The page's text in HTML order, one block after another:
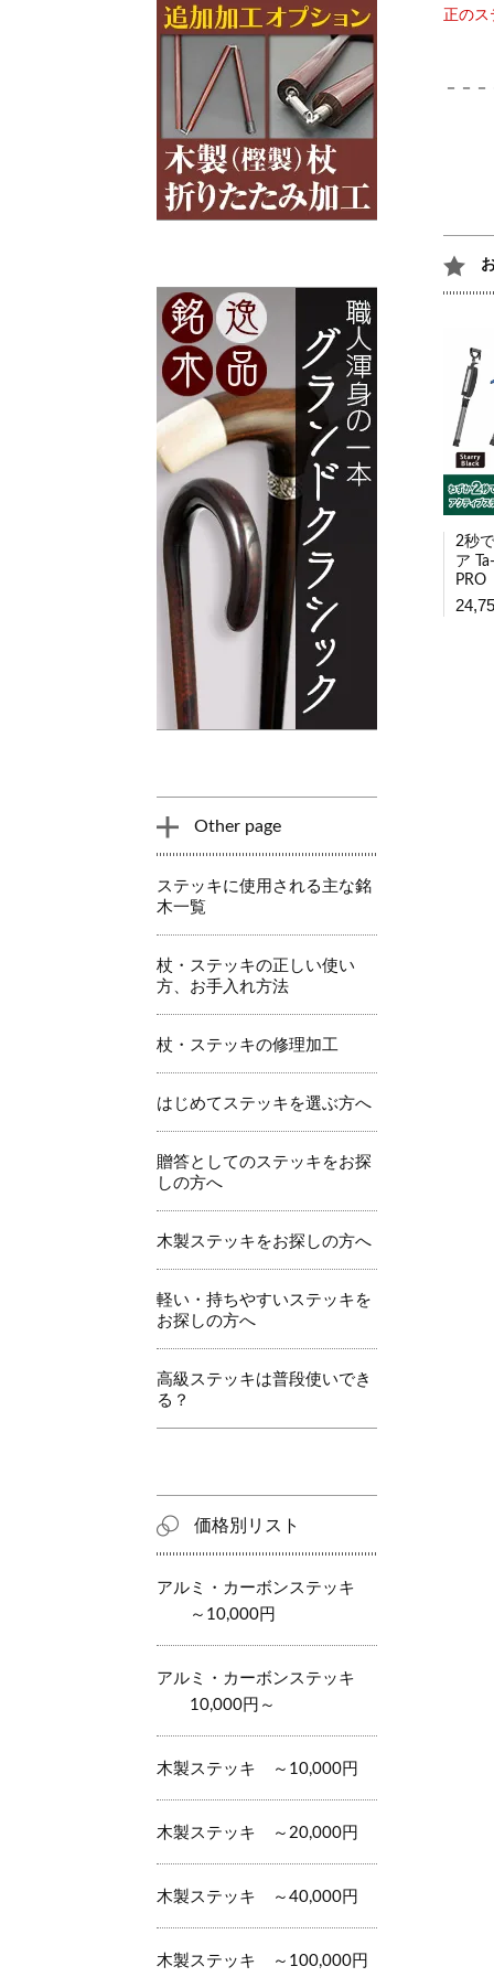
正の
－－
2秒
ア
PRO
Other page
ステッキに使用される主な銘
木一覧
杖・ステッキの正しい使い
方、お手入れ方法
杖・ステッキの修理加工
はじめてステッキを選ぶ方へ
贈答としてのステッキをお探
しの方へ
木製ステッキをお探しの方へ
軽い・持ちやすいステッキを
お探しの方へ
高級ステッキは普段使いでき
る？
価格別リスト
アルミ・カーボンステッキ
～10,000円
アルミ・カーボンステッキ
10,000円～
木製ステッキ ～10,000円
木製ステッキ ～20,000円
木製ステッキ ～40,000円
木製ステッキ ～100,000円